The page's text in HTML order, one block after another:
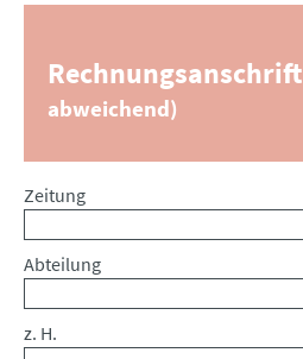
Rechnungsanschrift
abweichend)
Zeitung
Abteilung
z. H.